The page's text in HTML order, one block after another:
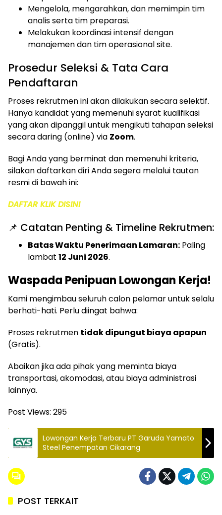
Mengelola, mengarahkan, dan memimpin tim
analis serta tim preparasi.
Melakukan koordinasi intensif dengan
manajemen dan tim operasional site.
Prosedur Seleksi & Tata Cara
Pendaftaran
Proses rekrutmen ini akan dilakukan secara selektif.
Hanya kandidat yang memenuhi syarat kualifikasi
yang akan dipanggil untuk mengikuti tahapan seleksi
secara daring (online) via Zoom.
Bagi Anda yang berminat dan memenuhi kriteria,
silakan daftarkan diri Anda segera melalui tautan
resmi di bawah ini:
DAFTAR KLIK DISINI
📌 Catatan Penting & Timeline Rekrutmen:
Batas Waktu Penerimaan Lamaran: Paling
lambat 12 Juni 2026.
Waspada Penipuan Lowongan Kerja!
Kami mengimbau seluruh calon pelamar untuk selalu
berhati-hati. Perlu diingat bahwa:
Proses rekrutmen tidak dipungut biaya apapun
(Gratis).
Abaikan jika ada pihak yang meminta biaya
transportasi, akomodasi, atau biaya administrasi
lainnya.
Post Views: 295
Lowongan Kerja Terbaru PT Garuda Yamato
Steel Penempatan Cikarang
POST TERKAIT